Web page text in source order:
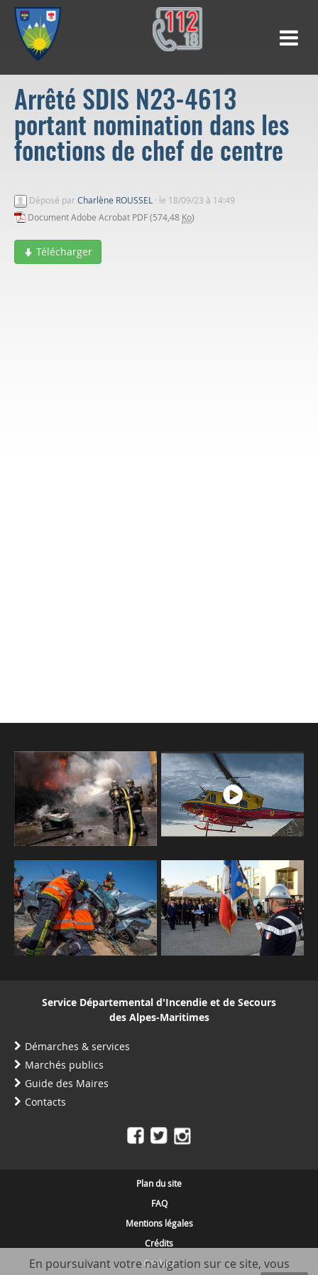
Arrêté SDIS N23-4613
portant nomination dans les
fonctions de chef de centre
Déposé parCharlène ROUSSEL · le 18/09/23 à 14:49
Document Adobe Acrobat PDF (574,48 Ko)
Télécharger
Service Départemental d'Incendie et de Secours
des Alpes-Maritimes
Démarches & services
Marchés publics
Guide des Maires
Contacts
Plan du site
FAQ
Mentions légales
Crédits
Cookies
En poursuivant votre navigation sur ce site, vous